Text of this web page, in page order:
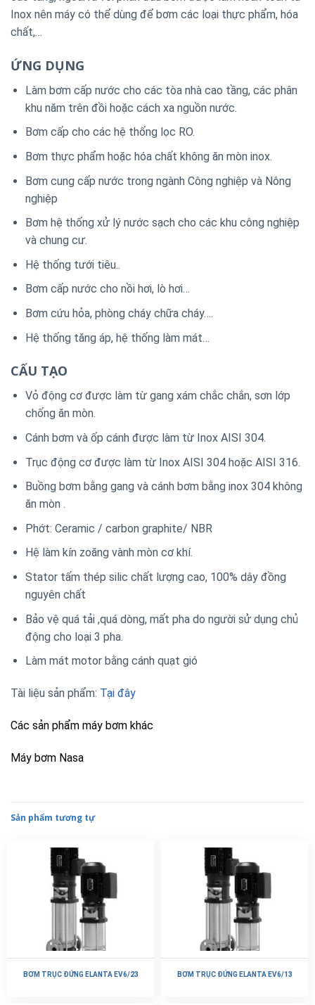
Inox nên máy có thể dùng để bơm các loại thực phẩm, hóa
chất,…
ỨNG DỤNG
Làm bơm cấp nước cho các tòa nhà cao tầng, các phân
khu năm trên đồi hoặc cách xa nguồn nước.
Bơm cấp cho các hệ thống lọc RO.
Bơm thực phẩm hoặc hóa chất không ăn mòn inox.
Bơm cung cấp nước trong ngành Công nghiệp và Nông
nghiệp
Bơm hệ thống xử lý nước sạch cho các khu công nghiệp
và chung cư.
Hệ thống tưới tiêu..
Bơm cấp nước cho nồi hơi, lò hơi…
Bơm cứu hỏa, phòng cháy chữa cháy….
Hệ thống tăng áp, hệ thống làm mát…
CẤU TẠO
Vỏ động cơ được làm từ gang xám chắc chắn, sơn lớp
chống ăn mòn.
Cánh bơm và ốp cánh được làm từ Inox AISI 304.
Trục động cơ được làm từ Inox AISI 304 hoặc AISI 316.
Buồng bơm bằng gang và cánh bơm bằng inox 304 không
ăn mòn .
Phớt: Ceramic / carbon graphite/ NBR
Hệ làm kín zoăng vành mòn cơ khí.
Stator tấm thép silic chất lượng cao, 100% dây đồng
nguyên chất
Bảo vệ quá tải ,quá dòng, mất pha do người sử dụng chủ
động cho loại 3 pha.
Làm mát motor bằng cánh quạt gió
Tài liệu sản phẩm: Tại đây
Các sản phẩm máy bơm khác
Máy bơm Nasa
Sản phẩm tương tự
BƠM TRỤC ĐỨNG ELANTA EV6/23 BƠM TRỤC ĐỨNG ELANTA EV6/13